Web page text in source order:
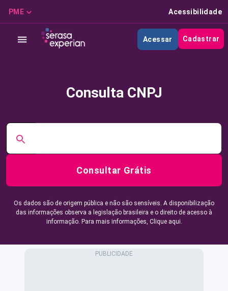
PME Acessibilidade
Acessar Cadastrar
Consulta CNPJ
Consultar Grátis
Os dados são de origem pública e não são sensíveis. A disponibilização
das informações observa a legislação brasileira e o direito de acesso à
informação. Para mais informações, Clique aqui.